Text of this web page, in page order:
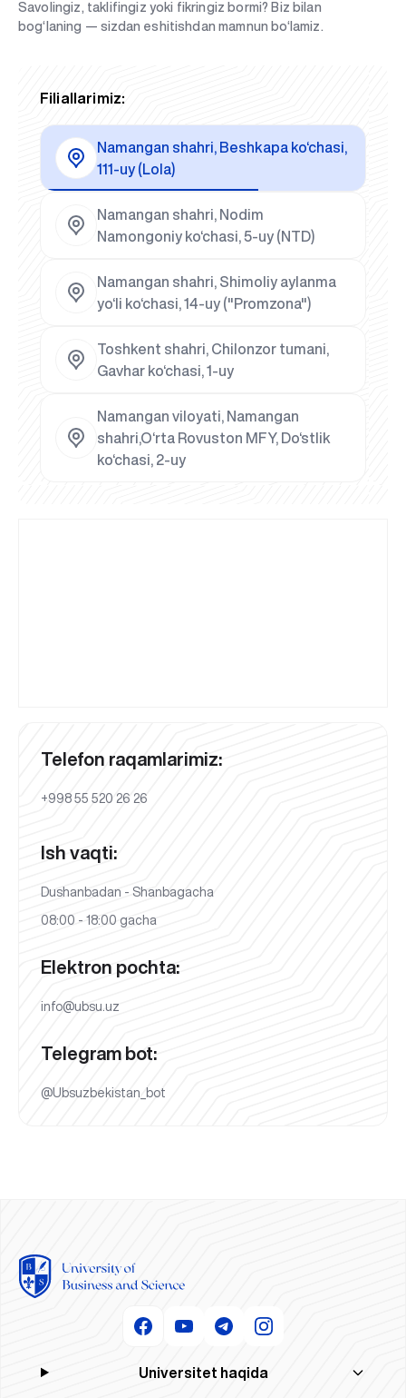
Savolingiz, taklifingiz yoki fikringiz bormi? Biz bilan
bog‘laning — sizdan eshitishdan mamnun bo‘lamiz.
Filiallarimiz:
Namangan shahri, Beshkapa ko‘chasi,
111-uy (Lola)
Namangan shahri, Nodim
Namongoniy ko‘chasi, 5-uy (NTD)
Namangan shahri, Shimoliy aylanma
yo‘li ko‘chasi, 14-uy ("Promzona")
Toshkent shahri, Chilonzor tumani,
Gavhar ko‘chasi, 1-uy
Namangan viloyati, Namangan
shahri,O‘rta Rovuston MFY, Do‘stlik
ko‘chasi, 2-uy
Telefon raqamlarimiz:
+998 55 520 26 26
Ish vaqti:
Dushanbadan - Shanbagacha
08:00 - 18:00 gacha
Elektron pochta:
info@ubsu.uz
Telegram bot:
@Ubsuzbekistan_bot
Universitet haqida